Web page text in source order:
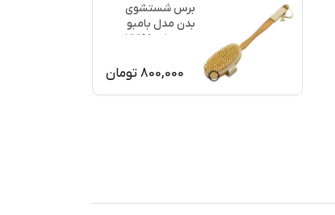
برس شستشوی
بدن مدل بامبو
ماساژ کد 77198
800,000 تومان